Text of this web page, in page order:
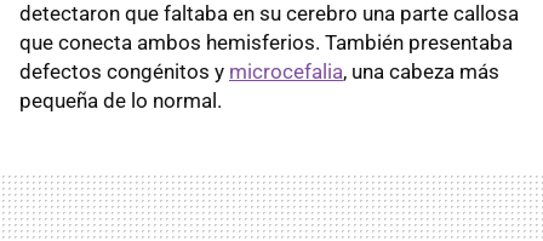
detectaron que faltaba en su cerebro una parte callosa
que conecta ambos hemisferios. También presentaba
defectos congénitos y microcefalia, una cabeza más
pequeña de lo normal.